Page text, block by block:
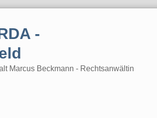
-
Marcus Beckmann - Rechtsanwältin